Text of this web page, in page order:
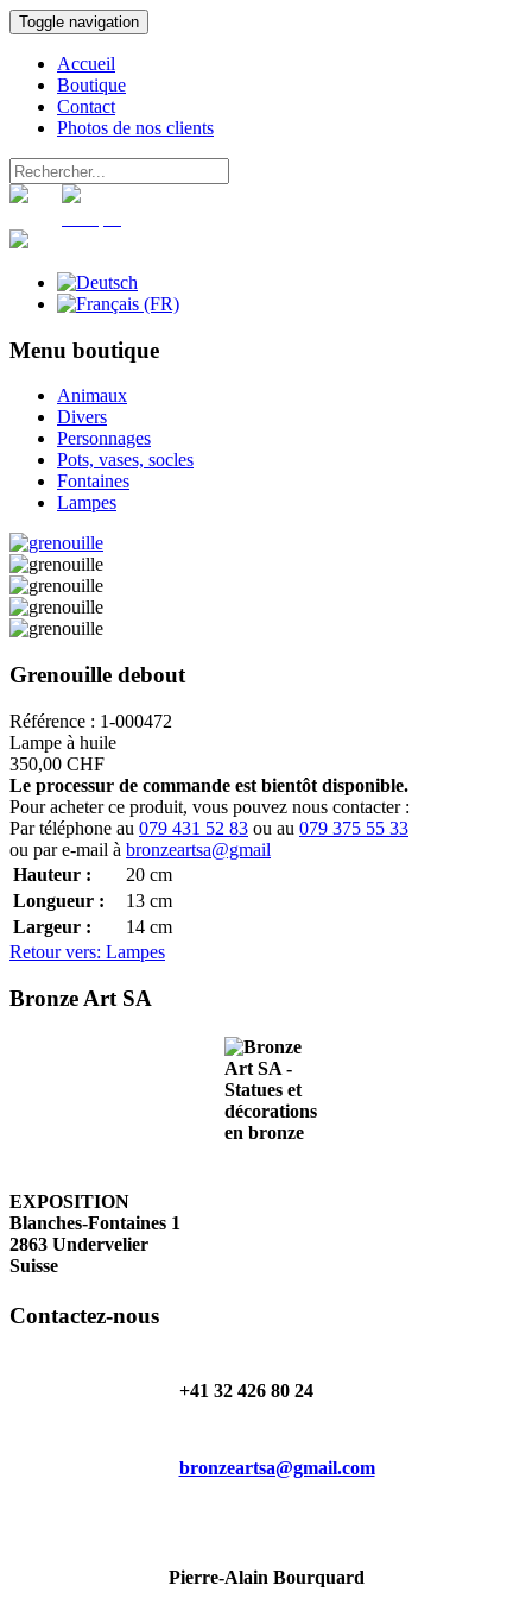
Toggle navigation
Accueil
Boutique
Contact
Photos de nos clients
Menu boutique
Animaux
Divers
Personnages
Pots, vases, socles
Fontaines
Lampes
Grenouille debout
Référence : 1-000472
Lampe à huile
350,00 CHF
Le processur de commande est bientôt disponible.
Pour acheter ce produit, vous pouvez nous contacter :
Par téléphone au 079 431 52 83 ou au 079 375 55 33
ou par e-mail à bronzeartsa@gmail
Hauteur :
20 cm
Longueur :
13 cm
Largeur :
14 cm
Retour vers: Lampes
Bronze Art SA
EXPOSITION
Blanches-Fontaines 1
2863 Undervelier
Suisse
Contactez-nous
+41 32 426 80 24
bronzeartsa@gmail.com
Pierre-Alain Bourquard